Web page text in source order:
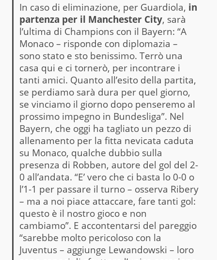
In caso di eliminazione, per Guardiola, in
partenza per il Manchester City, sarà
l’ultima di Champions con il Bayern: “A
Monaco – risponde con diplomazia –
sono stato e sto benissimo. Terrò una
casa qui e ci tornerò, per incontrare i
tanti amici. Quanto all’esito della partita,
se perdiamo sarà dura per quel giorno,
se vinciamo il giorno dopo penseremo al
prossimo impegno in Bundesliga”. Nel
Bayern, che oggi ha tagliato un pezzo di
allenamento per la fitta nevicata caduta
su Monaco, qualche dubbio sulla
presenza di Robben, autore del gol del 2-
0 all’andata. “E’ vero che ci basta lo 0-0 o
l’1-1 per passare il turno – osserva Ribery
– ma a noi piace attaccare, fare tanti gol:
questo è il nostro gioco e non
cambiamo”. E accontentarsi del pareggio
“sarebbe molto pericoloso con la
Juventus – aggiunge Lewandowski – loro